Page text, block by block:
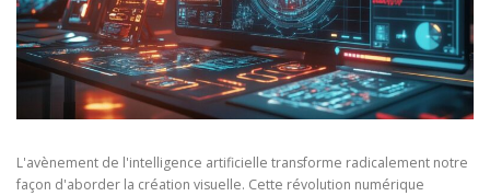
L'avènement de l'intelligence artificielle transforme radicalement notre
façon d'aborder la création visuelle. Cette révolution numérique